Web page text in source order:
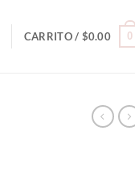
CARRITO / $0.00 0